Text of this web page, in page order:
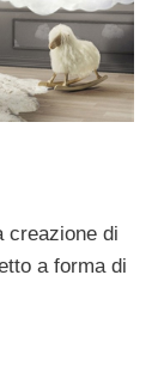
creazione di
a forma di